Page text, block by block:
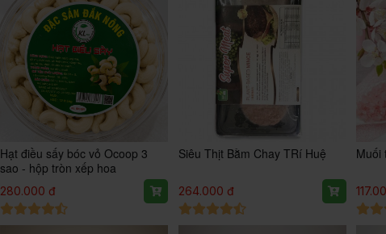
Hạt điều sấy bóc vỏ Ocoop 3
sao - hộp tròn xếp hoa
280.000 đ
Siêu Thịt Bằm Chay TRí Huệ
264.000 đ
Muối